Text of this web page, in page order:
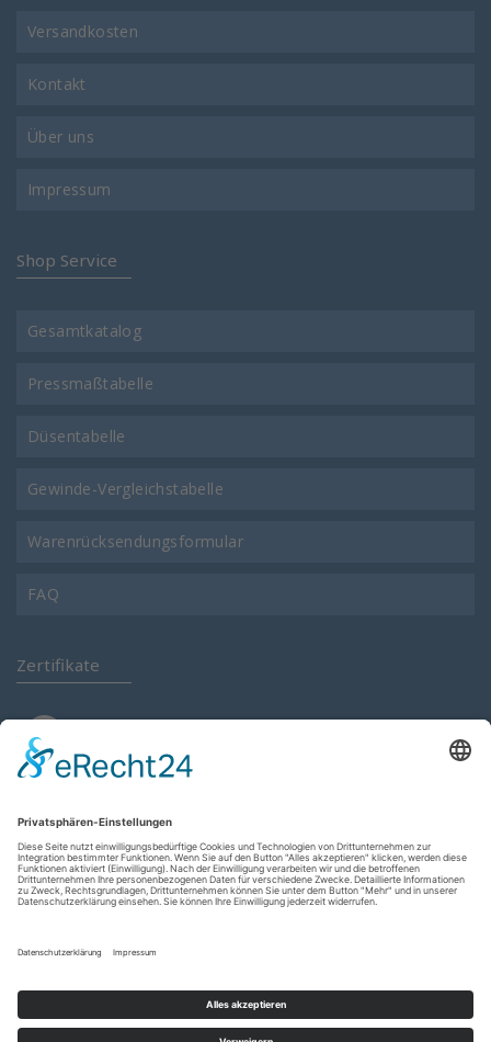
Versandkosten
Kontakt
Über uns
Impressum
Shop Service
Gesamtkatalog
Pressmaßtabelle
Düsentabelle
Gewinde-Vergleichstabelle
Warenrücksendungsformular
FAQ
Zertifikate